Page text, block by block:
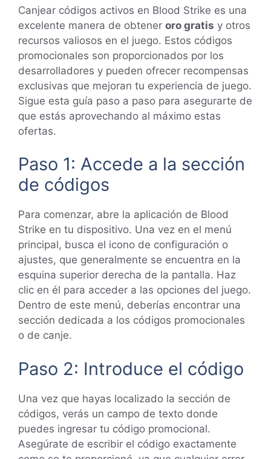
Canjear códigos activos en Blood Strike es una
excelente manera de obtener oro gratis y otros
recursos valiosos en el juego. Estos códigos
promocionales son proporcionados por los
desarrolladores y pueden ofrecer recompensas
exclusivas que mejoran tu experiencia de juego.
Sigue esta guía paso a paso para asegurarte de
que estás aprovechando al máximo estas
ofertas.
Paso 1: Accede a la sección
de códigos
Para comenzar, abre la aplicación de Blood
Strike en tu dispositivo. Una vez en el menú
principal, busca el icono de configuración o
ajustes, que generalmente se encuentra en la
esquina superior derecha de la pantalla. Haz
clic en él para acceder a las opciones del juego.
Dentro de este menú, deberías encontrar una
sección dedicada a los códigos promocionales
o de canje.
Paso 2: Introduce el código
Una vez que hayas localizado la sección de
códigos, verás un campo de texto donde
puedes ingresar tu código promocional.
Asegúrate de escribir el código exactamente